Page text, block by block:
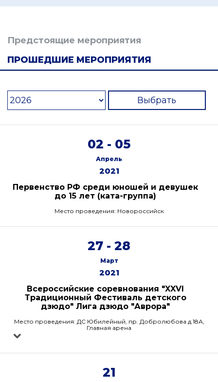
Предстоящие мероприятия
ПРОШЕДШИЕ МЕРОПРИЯТИЯ
Выбрать
02 - 05
Апрель
2021
Первенство РФ среди юношей и девушек
до 15 лет (ката-группа)
Место проведения: Новороссийск
27 - 28
Март
2021
Всероссийские соревнования "XXVI
Традиционный Фестиваль детского
дзюдо" Лига дзюдо "Аврора"
Место проведения: ДС Юбилейный, пр. Добролюбова д.18А,
Главная арена
21